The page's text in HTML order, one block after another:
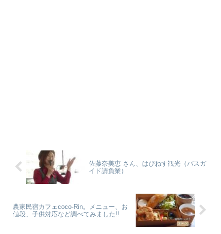
佐藤奈美恵 さん、はぴねす観光（バスガ
イド請負業）
農家民宿カフェcoco-Rin。メニュー、お
値段、子供対応など調べてみました!!